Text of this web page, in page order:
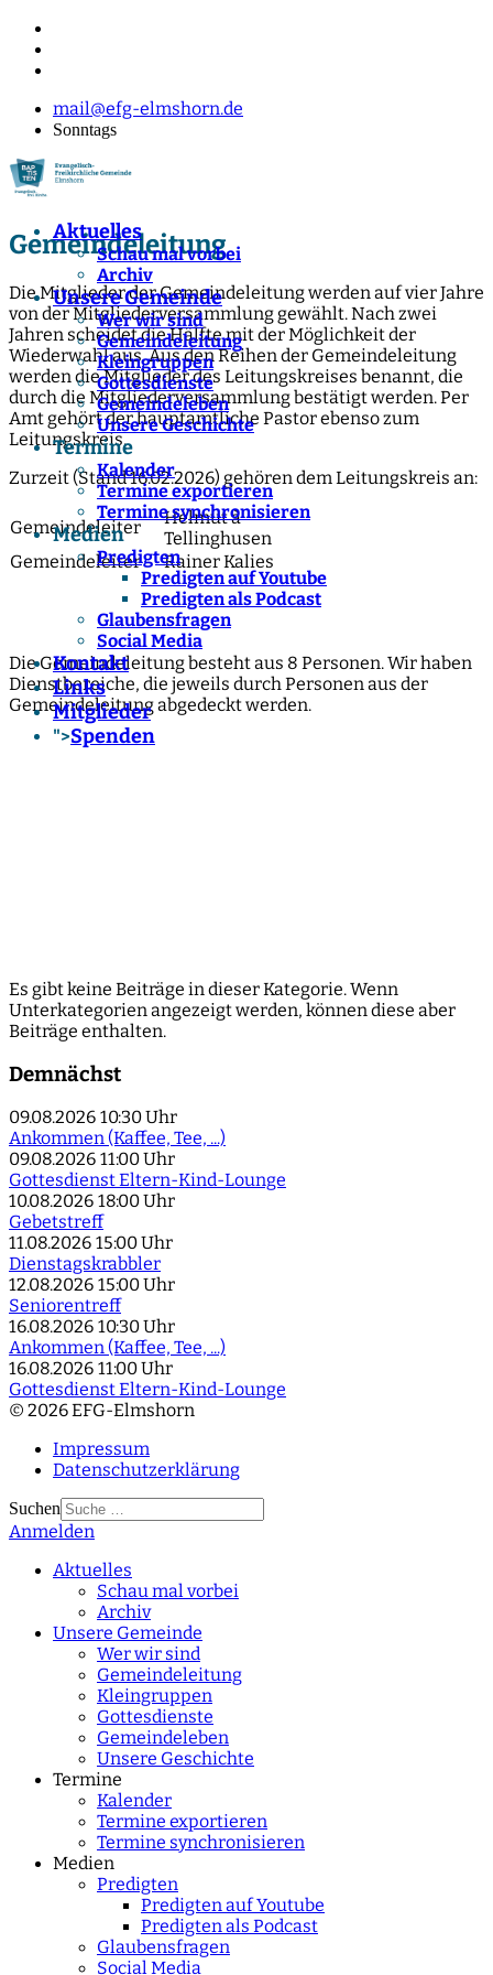
mail@efg-elmshorn.de
Sonntags
Aktuelles
Schau mal vorbei
Archiv
Unsere Gemeinde
Wer wir sind
Gemeindeleitung
Kleingruppen
Gottesdienste
Gemeindeleben
Unsere Geschichte
Termine
Kalender
Termine exportieren
Termine synchronisieren
Medien
Predigten
Predigten auf Youtube
Predigten als Podcast
Glaubensfragen
Social Media
Kontakt
Links
Mitglieder
">Spenden
Gemeindeleitung
Die Mitglieder der Gemeindeleitung werden auf vier Jahre
von der Mitgliederversammlung gewählt. Nach zwei
Jahren scheidet die Hälfte mit der Möglichkeit der
Wiederwahl aus. Aus den Reihen der Gemeindeleitung
werden die Mitglieder des Leitungskreises benannt, die
durch die Mitgliederversammlung bestätigt werden. Per
Amt gehört der hauptamtliche Pastor ebenso zum
Leitungskreis.
Zurzeit (Stand 16.02.2026) gehören dem Leitungskreis an:
Gemeindeleiter
Helmut à
Tellinghusen
Gemeindeleiter
Rainer Kalies
Die Gemeindeleitung besteht aus 8 Personen. Wir haben
Dienstbereiche, die jeweils durch Personen aus der
Gemeindeleitung abgedeckt werden.
Es gibt keine Beiträge in dieser Kategorie. Wenn
Unterkategorien angezeigt werden, können diese aber
Beiträge enthalten.
Demnächst
09.08.2026 10:30 Uhr
Ankommen (Kaffee, Tee, ...)
09.08.2026 11:00 Uhr
Gottesdienst Eltern-Kind-Lounge
10.08.2026 18:00 Uhr
Gebetstreff
11.08.2026 15:00 Uhr
Dienstagskrabbler
12.08.2026 15:00 Uhr
Seniorentreff
16.08.2026 10:30 Uhr
Ankommen (Kaffee, Tee, ...)
16.08.2026 11:00 Uhr
Gottesdienst Eltern-Kind-Lounge
© 2026 EFG-Elmshorn
Impressum
Datenschutzerklärung
Suchen
Type 2 or more
Anmelden
Aktuelles
Schau mal vorbei
Archiv
Unsere Gemeinde
Wer wir sind
Gemeindeleitung
Kleingruppen
Gottesdienste
Gemeindeleben
Unsere Geschichte
Termine
Kalender
Termine exportieren
Termine synchronisieren
Medien
Predigten
Predigten auf Youtube
Predigten als Podcast
Glaubensfragen
Social Media